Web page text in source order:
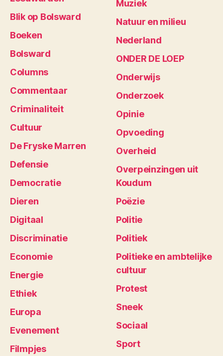
Blik op Bolsward
Boeken
Bolsward
Columns
Commentaar
Criminaliteit
Cultuur
De Fryske Marren
Defensie
Democratie
Dieren
Digitaal
Discriminatie
Economie
Energie
Ethiek
Europa
Evenement
Filmpjes
Muziek
Natuur en milieu
Nederland
ONDER DE LOEP
Onderwijs
Onderzoek
Opinie
Opvoeding
Overheid
Overpeinzingen uit
Koudum
Poëzie
Politie
Politiek
Politieke en ambtelijke
cultuur
Protest
Sneek
Sociaal
Sport